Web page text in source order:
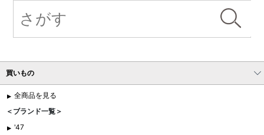
買いもの
全商品を見る
＜ブランド一覧＞
'47